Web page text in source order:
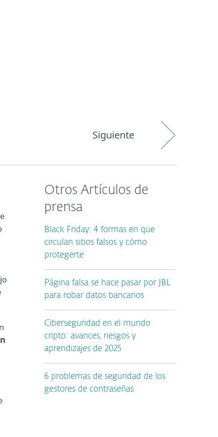
Siguiente
Otros Artículos de
prensa
Black Friday: 4 formas en que
circulan sitios falsos y cómo
protegerte
Página falsa se hace pasar por JBL
para robar datos bancarios
Ciberseguridad en el mundo
cripto: avances, riesgos y
aprendizajes de 2025
6 problemas de seguridad de los
gestores de contraseñas